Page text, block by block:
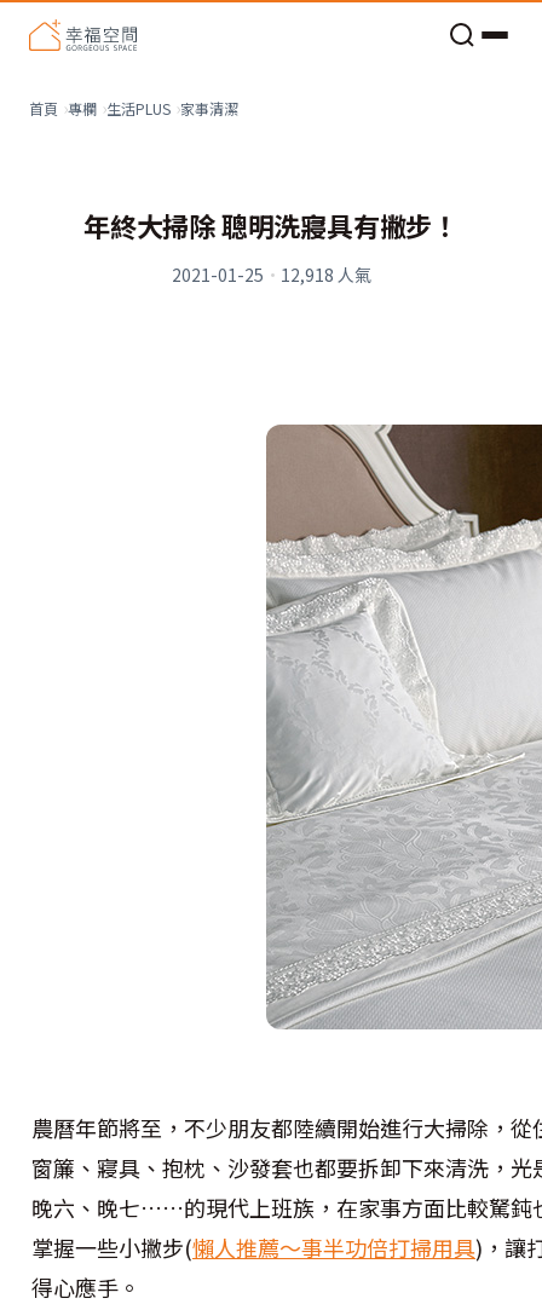
首頁 專欄 生活PLUS 家事清潔
年終大掃除 聰明洗寢具有撇步！
2021-01-25 · 12,918 人氣
農曆年節將至，不少朋友都陸續開始進行大掃除，
窗簾、寢具、抱枕、沙發套也都要拆卸下來清洗，
晚六、晚七……的現代上班族，在家事方面比較駑鈍
掌握一些小撇步(懶人推薦～事半功倍打掃用具)，讓
得心應手。